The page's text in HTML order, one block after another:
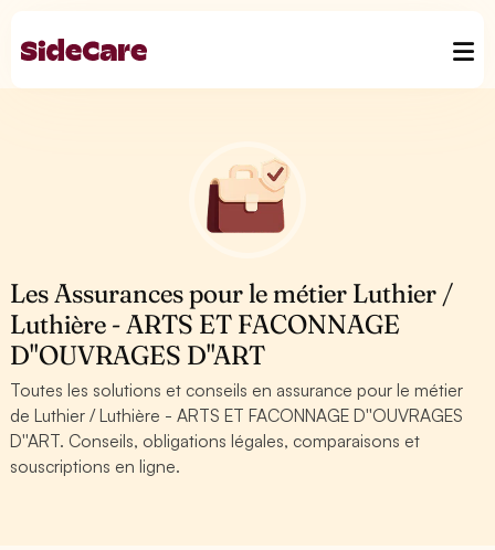
Les Assurances pour le métier Luthier /
Luthière - ARTS ET FACONNAGE
D''OUVRAGES D''ART
Toutes les solutions et conseils en assurance pour le métier
de Luthier / Luthière - ARTS ET FACONNAGE D''OUVRAGES
D''ART. Conseils, obligations légales, comparaisons et
souscriptions en ligne.